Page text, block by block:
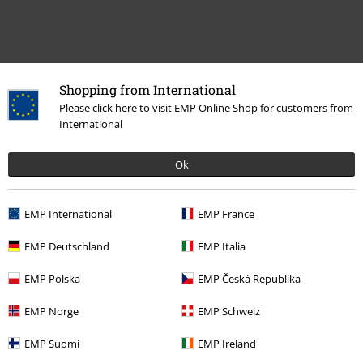
Shopping from International
Please click here to visit EMP Online Shop for customers from
International
Ok
EMP International EMP France
EMP Deutschland EMP Italia
EMP Polska EMP Česká Republika
EMP Norge EMP Schweiz
EMP Suomi EMP Ireland
More categories. More options.
Teman Basplagg Basics Tjejer
Teman Gothic Gothic Tjejer
Klädmärken Accessoarer
Teman Gothic Väskor Handväskor
Teman Basplagg